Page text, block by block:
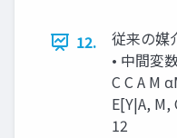
12.
従来の媒
• 中間変
C C A M
E[Y|A, M,
12